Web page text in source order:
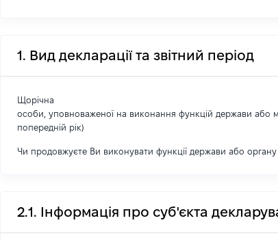
1. Вид декларації та звітний період
Щорічна
особи, уповноваженої на виконання функцій держави або
попередній рік)
Чи продовжуєте Ви виконувати функції держави або
2.1. Інформація про суб'єкта